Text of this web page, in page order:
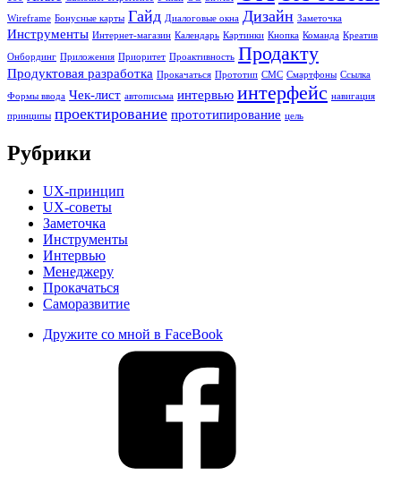
Wireframe Бонусные карты Гайд Диалоговые окна Дизайн Заметочка
Инструменты Интернет-магазин Календарь Картинки Кнопка Команда Креатив
Онбординг Приложения Приоритет Проактивность Продакту
Продуктовая разработка Прокачаться Прототип СМС Смартфоны Ссылка
Формы ввода Чек-лист автописьма интервью интерфейс навигация
принципы проектирование прототипирование цель
Рубрики
UX-принцип
UX-советы
Заметочка
Инструменты
Интервью
Менеджеру
Прокачаться
Саморазвитие
Дружите со мной в FaceBook